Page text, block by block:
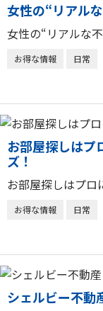
単身向け特集
スタッフ紹介
女性の“リアル
女性の“リアルな
お得な情報 日常
お部屋探しはプ
ズ！
お部屋探しはプロ
お得な情報 日常
シェルビー不